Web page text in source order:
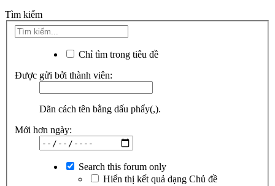
Tìm kiếm
Chỉ tìm trong tiêu đề
Được gửi bởi thành viên:
Dãn cách tên bằng dấu phẩy(,).
Mới hơn ngày:
Search this forum only
Hiển thị kết quả dạng Chủ đề